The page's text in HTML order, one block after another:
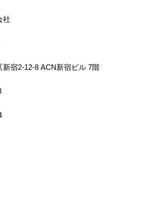
社
宿2-12-8 ACN新宿ビル 7階